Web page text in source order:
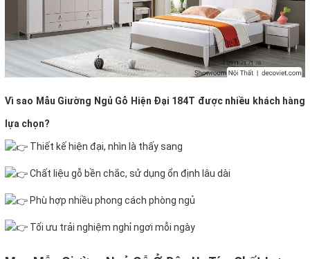
Vì sao Mẫu Giường Ngủ Gỗ Hiện Đại 184T được nhiều khách hàng
lựa chọn?
Thiết kế hiện đại, nhìn là thấy sang
Chất liệu gỗ bền chắc, sử dụng ổn định lâu dài
Phù hợp nhiều phong cách phòng ngủ
Tối ưu trải nghiệm nghỉ ngơi mỗi ngày